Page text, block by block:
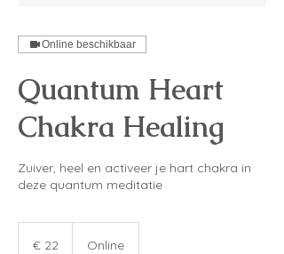
Online beschikbaar
Quantum Heart
Chakra Healing
Zuiver, heel en activeer je hart chakra in
deze quantum meditatie
€ 22 Online